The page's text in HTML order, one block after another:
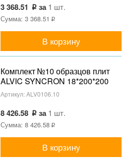
3 368.51 за1 шт.
Сумма: 3 368.51
В корзину
Комплект №10 образцов плит
ALVIC SYNCRON 18*200*200
мм (12 штук), 2022
Артикул:ALV0106.10
8 426.58 за1 шт.
Сумма: 8 426.58
В корзину